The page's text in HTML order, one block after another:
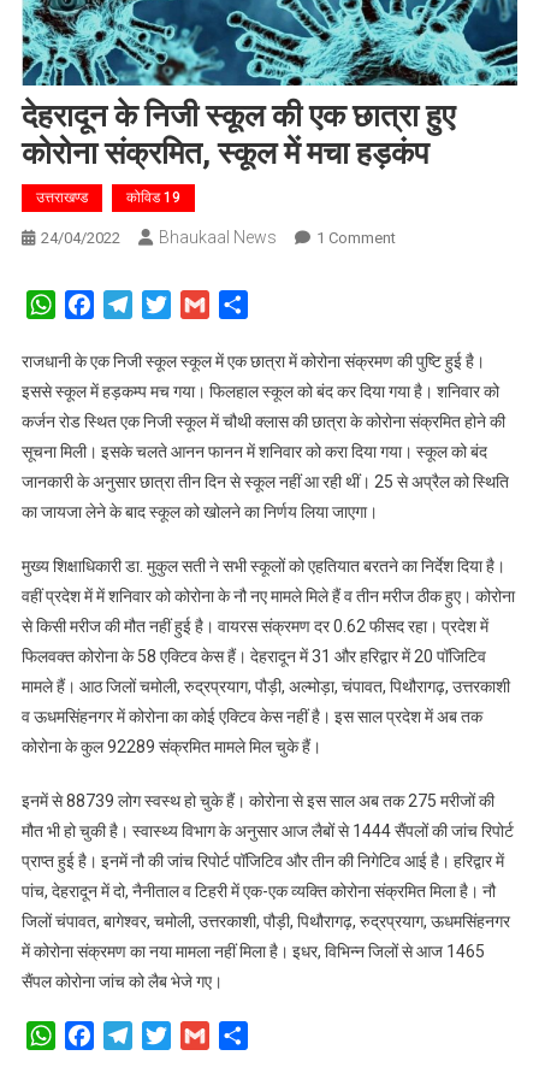
देहरादून के निजी स्कूल की एक छात्रा हुए
कोरोना संक्रमित, स्कूल में मचा हड़कंप
उत्तराखण्ड कोविड 19
24/04/2022 Bhaukaal News 1 CommentOn
एक
छात्रा
हुए
कोरोना
में
मचा
हड़कंप
WhatsAppFacebookTelegramTwitterGmail
राजधानी के एक निजी स्कूल स्कूल में एक छात्रा में कोरोना संक्रमण की पुष्टि हुई है।
इससे स्कूल में हड़कम्प मच गया। फिलहाल स्कूल को बंद कर दिया गया है। शनिवार को
कर्जन रोड स्थित एक निजी स्कूल में चौथी क्लास की छात्रा के कोरोना संक्रमित होने की
सूचना मिली। इसके चलते आनन फानन में शनिवार को करा दिया गया। स्कूल को बंद
जानकारी के अनुसार छात्रा तीन दिन से स्कूल नहीं आ रही थीं। 25 से अप्रैल को स्थिति
का जायजा लेने के बाद स्कूल को खोलने का निर्णय लिया जाएगा।
मुख्य शिक्षाधिकारी डा. मुकुल सती ने सभी स्कूलों को एहतियात बरतने का निर्देश दिया है।
वहीं प्रदेश में में शनिवार को कोरोना के नौ नए मामले मिले हैं व तीन मरीज ठीक हुए। कोरोना
से किसी मरीज की मौत नहीं हुई है। वायरस संक्रमण दर 0.62 फीसद रहा। प्रदेश में
फिलवक्त कोरोना के 58 एक्टिव केस हैं। देहरादून में 31 और हरिद्वार में 20 पॉजिटिव
मामले हैं। आठ जिलों चमोली, रुद्रप्रयाग, पौड़ी, अल्मोड़ा, चंपावत, पिथौरागढ़, उत्तरकाशी
व ऊधमसिंहनगर में कोरोना का कोई एक्टिव केस नहीं है। इस साल प्रदेश में अब तक
कोरोना के कुल 92289 संक्रमित मामले मिल चुके हैं।
इनमें से 88739 लोग स्वस्थ हो चुके हैं। कोरोना से इस साल अब तक 275 मरीजों की
मौत भी हो चुकी है। स्वास्थ्य विभाग के अनुसार आज लैबों से 1444 सैंपलों की जांच रिपोर्ट
प्राप्त हुई है। इनमें नौ की जांच रिपोर्ट पॉजिटिव और तीन की निगेटिव आई है। हरिद्वार में
पांच, देहरादून में दो, नैनीताल व टिहरी में एक-एक व्यक्ति कोरोना संक्रमित मिला है। नौ
जिलों चंपावत, बागेश्वर, चमोली, उत्तरकाशी, पौड़ी, पिथौरागढ़, रुद्रप्रयाग, ऊधमसिंहनगर
में कोरोना संक्रमण का नया मामला नहीं मिला है। इधर, विभिन्न जिलों से आज 1465
सैंपल कोरोना जांच को लैब भेजे गए।
WhatsAppFacebookTelegramTwitterGmail